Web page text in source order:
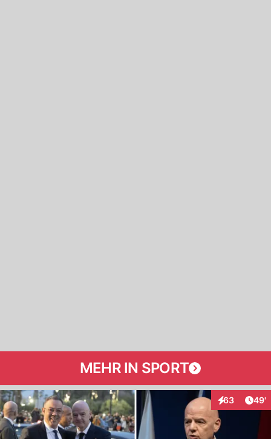
MEHR IN SPORT
63
Interaktionen
49'